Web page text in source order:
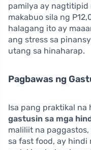
pamilya ay nagtitipid
makabuo sila ng
halagang ito ay
ang stress sa
utang sa hinaharap.
Pagbawas ng
Isa pang praktikal na
gastusin sa mga
maliliit na
sa fast food, ay hindi